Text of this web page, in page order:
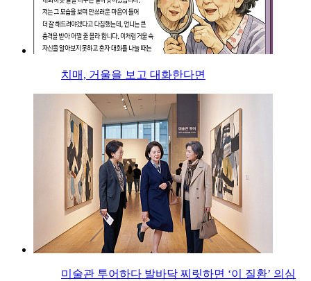
치매, 거울을 보고 대화한다면
미술관 투어하다 발바닥 찌릿하면 ‘이 질환’ 의심